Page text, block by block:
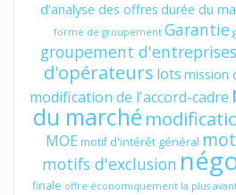
d'analyse des offres durée du
forme de groupement Garantie
groupement d'entreprises
d'opérateurs lots mission
modification de l'accord-cadre
du marché
MOE motif d'intérêt général
motifs d'exclusion
finale offre économiquement la plus